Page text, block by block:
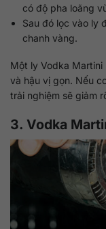
có độ pha loãng
Sau đó lọc vào ly
chanh vàng.
Một ly Vodka Martini
và hậu vị gọn. Nếu
trải nghiệm sẽ giảm
3. Vodka